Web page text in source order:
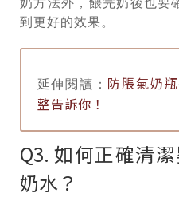
奶方法外，餵完奶後也要
到更好的效果。
延伸閱讀： 防脹氣奶
整告訴你！
Q3. 如何正確清
奶水？